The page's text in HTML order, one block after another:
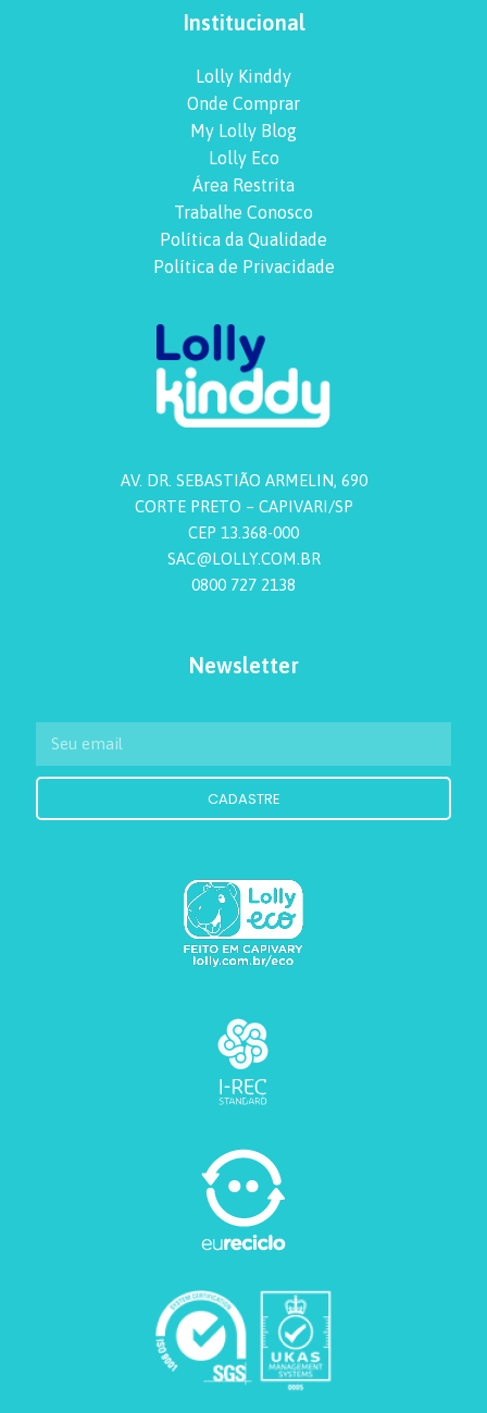
Institucional
Lolly Kinddy
Onde Comprar
My Lolly Blog
Lolly Eco
Área Restrita
Trabalhe Conosco
Política da Qualidade
Política de Privacidade
AV. DR. SEBASTIÃO ARMELIN, 690
CORTE PRETO – CAPIVARI/SP
CEP 13.368-000
SAC@LOLLY.COM.BR
0800 727 2138
Newsletter
CADASTRE